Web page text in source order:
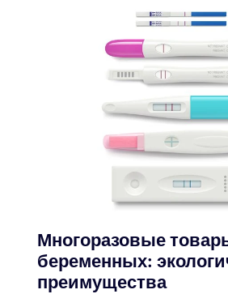
Многоразовые
беременных:
преимущества